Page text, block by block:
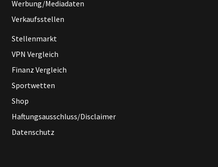
Werbung/Mediadaten
Verkaufsstellen
Stellenmarkt
VPN Vergleich
Finanz Vergleich
Sportwetten
Shop
Haftungsausschluss/Disclaimer
Datenschutz